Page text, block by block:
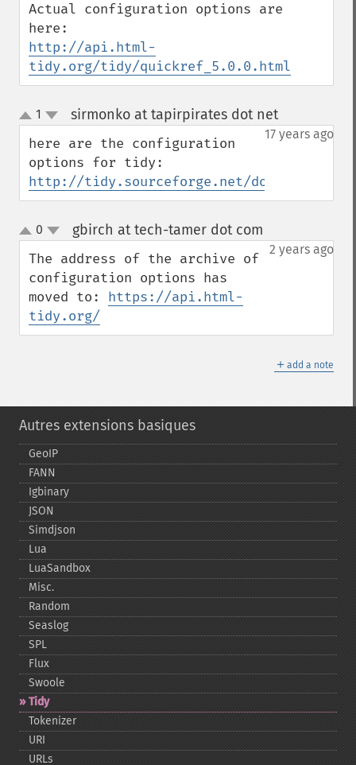
Actual configuration options are
http://api.html-
tidy.org/tidy/quickref_5.0.0.html
up
down
1 sirmonko at tapirpirates dot net¶
17 years ago
here are the configuration
http://tidy.sourceforge.net/docs/
up
down
0 gbirch at tech-tamer dot com
2 years ago
The address of the archive of
configuration options has
moved to: https://api.html-
tidy.org/
＋ add a note
Autres extensions basiques
GeoIP
FANN
Igbinary
JSON
Simdjson
Lua
LuaSandbox
Misc.
Random
Seaslog
SPL
Flux
Swoole
Tidy
Tokenizer
URI
URLs